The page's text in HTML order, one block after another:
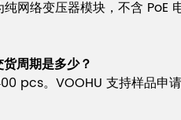
网络变压器模块，不含 PoE
周期是多少？
pcs。VOOHU 支持样品申